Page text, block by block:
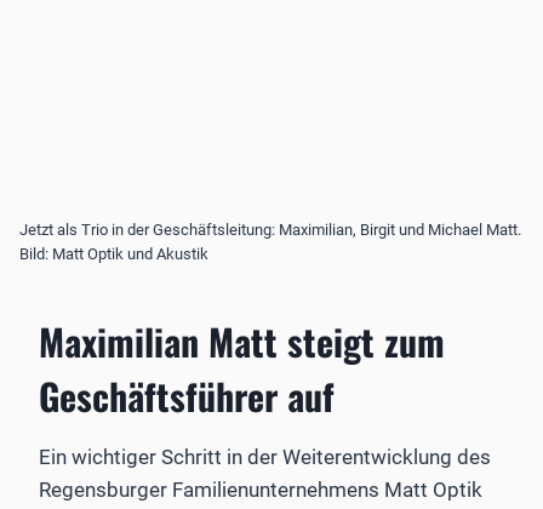
Jetzt als Trio in der Geschäftsleitung: Maximilian, Birgit und Michael Matt.
Bild: Matt Optik und Akustik
Maximilian Matt steigt zum
Geschäftsführer auf
Ein wichtiger Schritt in der Weiterentwicklung des
Regensburger Familienunternehmens Matt Optik